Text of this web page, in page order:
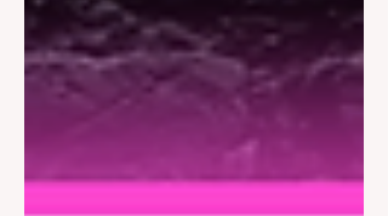
의미한다. 주로 밤 시간대에 근무하며,
손님 응대·대화·서비스 제공이 중심이 된
다. 업종과 지역에 따라 업무 강도와 분
위기, 수입 차이가 크기 때문에 사전 정
표적인 고수익 유흥알바다. 기본 시